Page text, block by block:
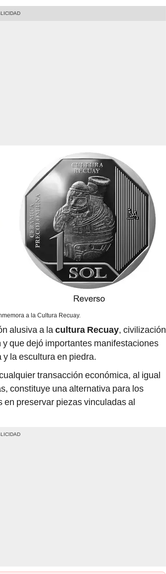
a la Cultura Recuay.
alusiva a la cultura Recuay, civilización
que dejó importantes manifestaciones
la escultura en piedra.
transacción económica, al igual
constituye una alternativa para los
preservar piezas vinculadas al